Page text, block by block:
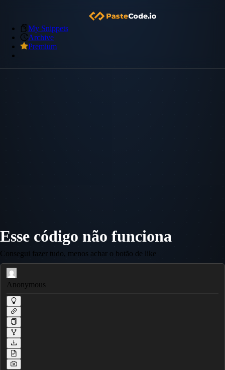
My Snippets
Archive
Premium
Esse código não funciona
Consegui fazer tudo, menos achar o botão de like
Anonymous